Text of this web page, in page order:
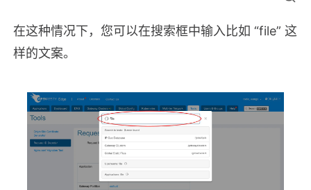
在这种情况下，您可以在搜索框中输入比如 “file” 这
样的文案。